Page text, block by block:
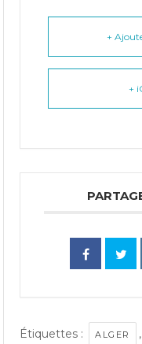
+
+
Étiquettes : ALGER ,